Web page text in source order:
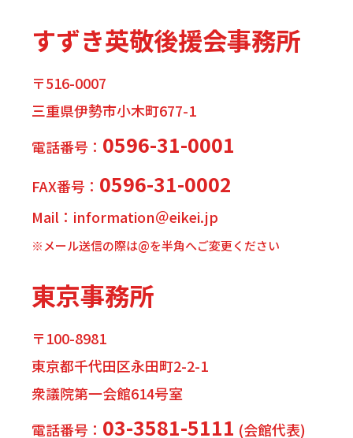
すずき英敬後援会事務所
〒516-0007
三重県伊勢市小木町677-1
電話番号： 0596-31-0001
FAX番号： 0596-31-0002
Mail：information＠eikei.jp
※メール送信の際は@を半角へご変更ください
東京事務所
〒100-8981
東京都千代田区永田町2-2-1
衆議院第一会館614号室
電話番号： 03-3581-5111 (会館代表)